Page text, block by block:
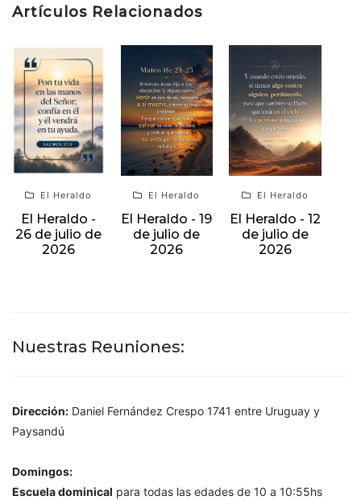
Artículos Relacionados
El Heraldo
El Heraldo -
26 de julio de
2026
El Heraldo
El Heraldo - 19
de julio de
2026
El Heraldo
El Heraldo - 12
de julio de
2026
Nuestras Reuniones:
Dirección: Daniel Fernández Crespo 1741 entre Uruguay y
Paysandú
Domingos:
Escuela dominical para todas las edades de 10 a 10:55hs